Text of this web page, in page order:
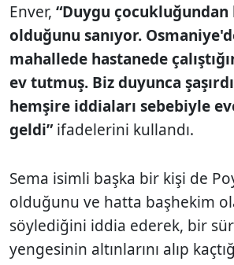
Enver, “Duygu
olduğunu sanıyor.
mahallede hastanede
ev tutmuş. Biz duyunca
hemşire iddiaları sebebiyle
geldi”ifadelerini kullandı.
Sema isimli başka bir kişi de
olduğunu ve hatta başhekim
söylediğini iddia ederek, bir
yengesinin altınlarını alıp